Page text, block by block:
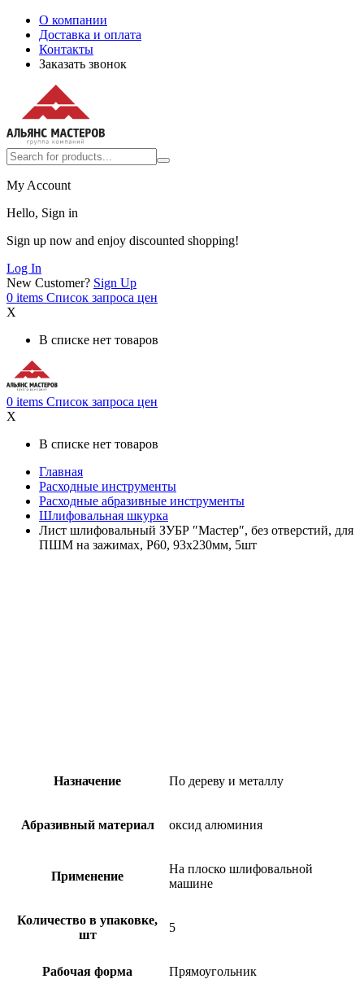
О компании
Доставка и оплата
Контакты
Заказать звонок
My Account
Hello, Sign in
Sign up now and enjoy discounted shopping!
Log In
New Customer? Sign Up
0 items Список запроса цен
X
В списке нет товаров
0 items Список запроса цен
X
В списке нет товаров
Главная
Расходные инструменты
Расходные абразивные инструменты
Шлифовальная шкурка
Лист шлифовальный ЗУБР ″Мастер″, без отверстий, для
ПШМ на зажимах, Р60, 93х230мм, 5шт
Назначение По дереву и металлу
Абразивный материал оксид алюминия
Применение
На плоско шлифовальной
машине
Количество в упаковке,
шт
5
Рабочая форма Прямоугольник